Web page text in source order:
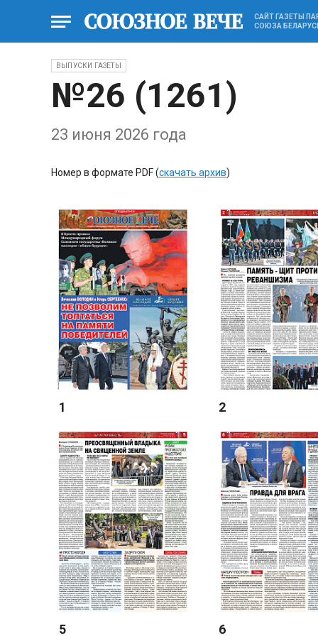
САЙТ ГАЗЕТЫ
СОЮЗА
ВЫПУСКИ ГАЗЕТЫ
№26 (1261)
23 июня 2026 года
Номер в формате PDF (скачать архив)
1 2
5 6